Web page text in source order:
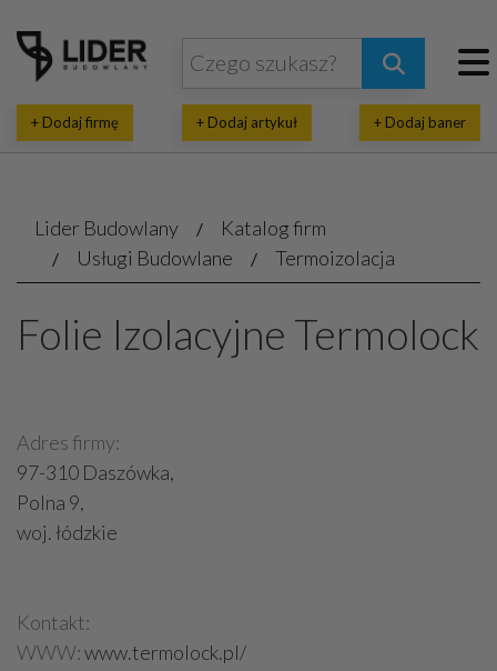
+ Dodaj firmę + Dodaj artykuł + Dodaj baner
Lider Budowlany
Katalog firm
Usługi Budowlane
Termoizolacja
Folie Izolacyjne Termolock
Adres firmy:
97-310 Daszówka,
Polna 9,
woj. łódzkie
Kontakt:
WWW:www.termolock.pl/